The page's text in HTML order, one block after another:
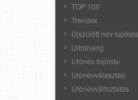
TOP 100
Trendek
Újszülött név toplista
Ultrahang
Utónév toplista
Utónévválasztás
Utónévváltoztatás